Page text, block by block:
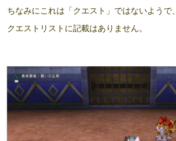
ちなみにこれは「クエスト」ではないようで、
クエストリストに記載はありません。